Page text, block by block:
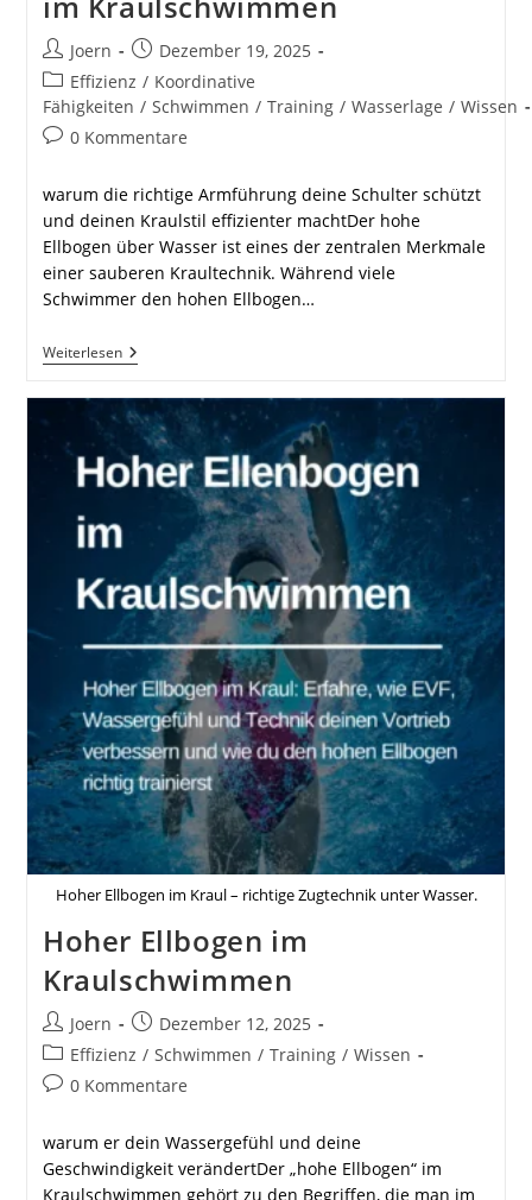
Beitrags-
Autor:
Joern
Beitrag
veröffentlicht:
Dezember 19, 2025
Beitrags-
Kategorie:
Effizienz / Koordinative
Fähigkeiten / Schwimmen / Training / Wasserlage / Wissen
Beitrags-
0 Kommentare
warum die richtige Armführung deine Schulter schützt
und deinen Kraulstil effizienter machtDer hohe
Ellbogen über Wasser ist eines der zentralen Merkmale
einer sauberen Kraultechnik. Während viele
Schwimmer den hohen Ellbogen…
WeiterlesenHoher
Ellbogen
Wasser
Im
Kraulschwimmen
Hoher Ellbogen im Kraul – richtige Zugtechnik unter Wasser.
Hoher Ellbogen im
Kraulschwimmen
Beitrags-
Autor:
Joern
Beitrag
veröffentlicht:
Dezember 12, 2025
Beitrags-
Kategorie:
Effizienz / Schwimmen / Training / Wissen
Beitrags-
0 Kommentare
warum er dein Wassergefühl und deine
Geschwindigkeit verändertDer „hohe Ellbogen“ im
Kraulschwimmen gehört zu den Begriffen, die man im